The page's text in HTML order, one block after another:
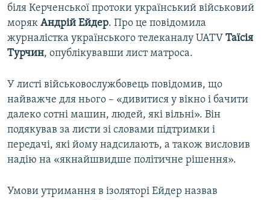
біля Керченської протоки український військовий
моряк Андрій Ейдер. Про це повідомила
журналістка українського телеканалу UATV Таїсія
Турчин, опублікувавши лист матроса.
У листі військовослужбовець повідомив, що
найважче для нього – «дивитися у вікно і бачити
далеко сотні машин, людей, які вільні». Він
подякував за листи зі словами підтримки і
передачі, які йому надсилають, а також висловив
надію на «якнайшвидше політичне рішення».
Умови утримання в ізоляторі Ейдер назвав